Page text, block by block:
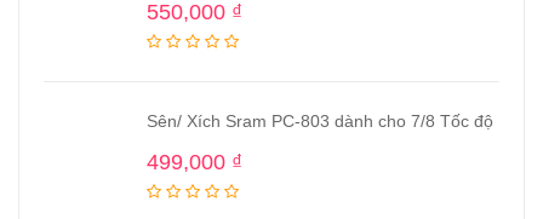
550,000 ₫
Sên/ Xích Sram PC-803 dành cho 7/8 Tốc độ
499,000 ₫